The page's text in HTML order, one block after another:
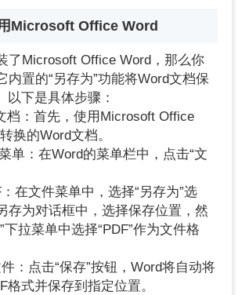
Microsoft Office Word
了Microsoft Office Word，那么你
内置的“另存为”功能将Word文档保
以下是具体步骤：
档：首先，使用Microsoft Office
换的Word文档。
单：在Word的菜单栏中，点击“文
在文件菜单中，选择“另存为”选
存为对话框中，选择保存位置，然
下拉菜单中选择“PDF”作为文件格
：点击“保存”按钮，Word将自动将
格式并保存到指定位置。